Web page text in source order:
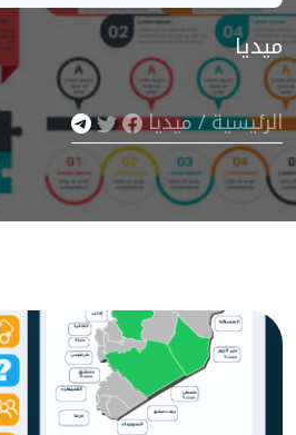
ميديا
الرئيسية/ميديا